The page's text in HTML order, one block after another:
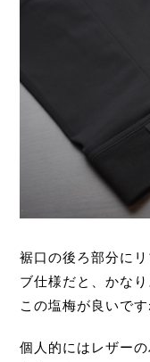
裾口の後ろ部分に
ブ仕様だと、かな
この塩梅が良いで
個人的にはレザー